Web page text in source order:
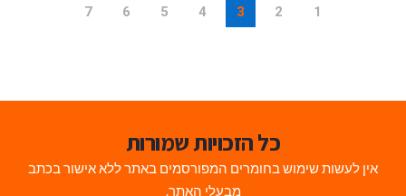
1
2
3
4
5
6
7
כל הזכויות שמורות
אין לעשות שימוש בחומרים המפורסמים באתר ללא אישור בכתב
מבעלי האתר.